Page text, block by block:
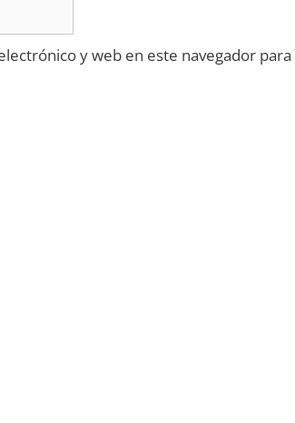
y web en este navegador